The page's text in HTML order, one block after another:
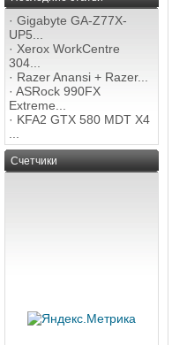
· Gigabyte GA-Z77X-
UP5...
· Xerox WorkCentre
304...
· Razer Anansi + Razer...
· ASRock 990FX
Extreme...
· KFA2 GTX 580 MDT X4
Счетчики